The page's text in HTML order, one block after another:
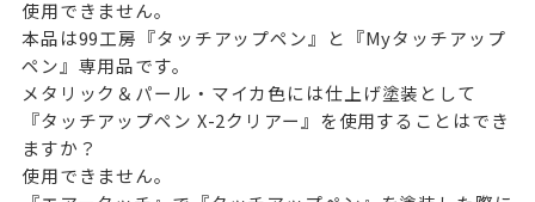
使用できません。
本品は99工房『タッチアップペン』と『Myタッチアップ
ペン』専用品です。
メタリック＆パール・マイカ色には仕上げ塗装として
『タッチアップペン X-2クリアー』を使用することはでき
ますか？
使用できません。